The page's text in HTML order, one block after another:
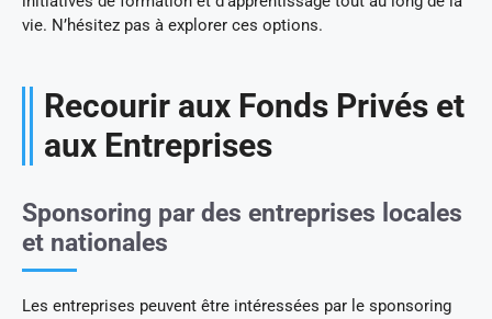
vie. N’hésitez pas à explorer ces options.
Recourir aux Fonds Privés et
aux Entreprises
Sponsoring par des entreprises locales
et nationales
Les entreprises peuvent être intéressées par le sponsoring